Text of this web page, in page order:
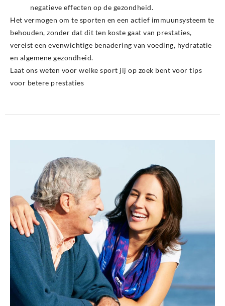
negatieve effecten op de gezondheid.
Het vermogen om te sporten en een actief immuunsysteem te
behouden, zonder dat dit ten koste gaat van prestaties,
vereist een evenwichtige benadering van voeding, hydratatie
en algemene gezondheid.
Laat ons weten voor welke sport jij op zoek bent voor tips
voor betere prestaties